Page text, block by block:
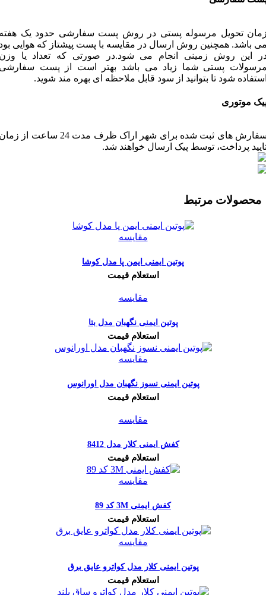
تحویل مرسوله پستی در روش پست سفارشی حدود یک
باشد. همچنین روش ارسال در مقایسه با پست پیشتاز که هوایی
این روش زمینی انجام می شود.در صورتی که تعداد یا
پستی شما زیاد می باشد بهتر است از پست
شود تا بتوانید از سود قابل ملاحظه ای بهره مند شوید.
موتوری
سفارش های ثبت شده برای شهر اراک ظرف مدت 24 ساعت از
پرداخت، توسط پیک ارسال خواهند شد.
محصولات مرتبط
مقایسه
پوتین ایمنی ایمن پا مدل کوشا
استعلام قیمت
مقایسه
پوتین ایمنی نگهبان مدل بتا
استعلام قیمت
مقایسه
پوتین ایمنی نسوز نگهبان مدل اورانوس
استعلام قیمت
مقایسه
کفش ایمنی کلار مدل 8412
استعلام قیمت
مقایسه
کفش ایمنی 3M کد 89
استعلام قیمت
مقایسه
پوتین ایمنی کلار مدل کواترو عایق برق
استعلام قیمت